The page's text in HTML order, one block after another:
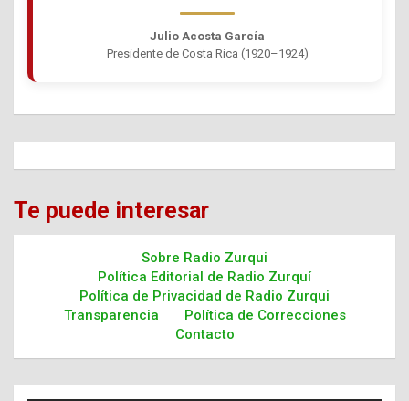
Julio Acosta García
Presidente de Costa Rica (1920–1924)
Te puede interesar
Sobre Radio Zurqui
Política Editorial de Radio Zurquí
Política de Privacidad de Radio Zurqui
Transparencia
Política de Correcciones
Contacto